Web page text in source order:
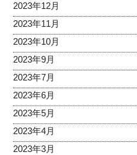
2023年12月
2023年11月
2023年10月
2023年9月
2023年7月
2023年6月
2023年5月
2023年4月
2023年3月